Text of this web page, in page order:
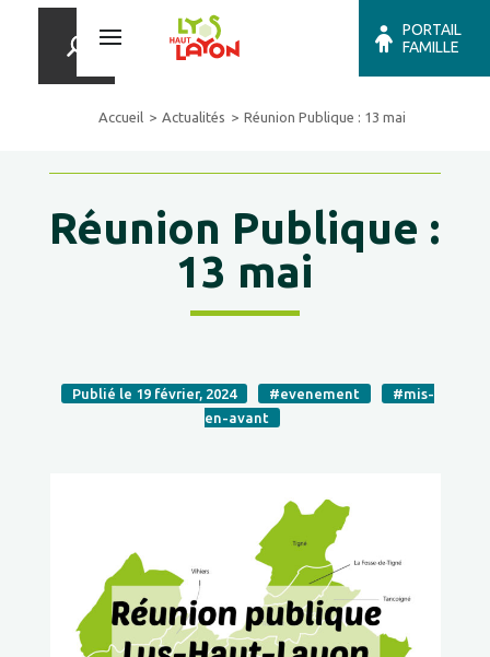
PORTAIL
FAMILLE
Accueil Actualités Réunion Publique : 13 mai
Réunion Publique :
13 mai
Publié le 19 février, 2024 #evenement
#mis-
en-avant